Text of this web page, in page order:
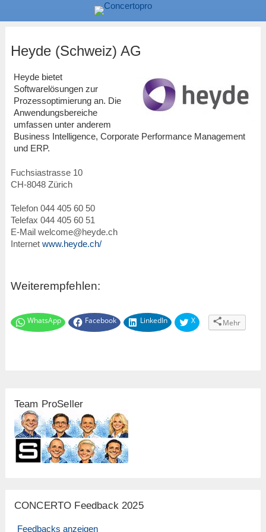
Heyde (Schweiz) AG
Heyde bietet
Softwarelösungen zur
Prozessoptimierung an. Die
Anwendungsbereiche
umfassen unter anderem
Business Intelligence, Corporate Performance Management
und ERP.
Fuchsiastrasse 10
CH-8048 Zürich
Telefon 044 405 60 50
Telefax 044 405 60 51
E-Mail welcome@heyde.ch
Internet www.heyde.ch/
Weiterempfehlen:
WhatsApp Facebook LinkedIn X Mehr
Team ProSeller
CONCERTO Feedback 2025
Feedbacks anzeigen